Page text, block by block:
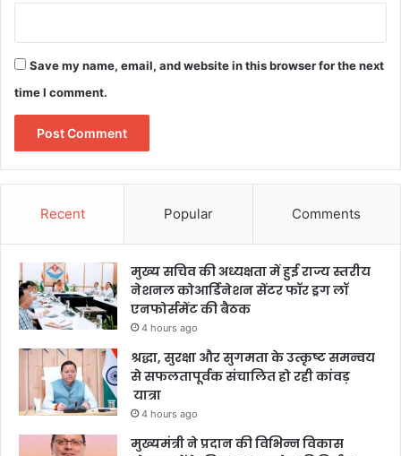
Save my name, email, and website in this browser for the next
time I comment.
Recent Popular Comments
मुख्य सचिव की अध्यक्षता में हुई राज्य स्तरीय
नेशनल कोआर्डिनेशन सेंटर फॉर ड्रग लॉ
एनफोर्समेंट की बैठक
4 hours ago
श्रद्धा, सुरक्षा और सुगमता के उत्कृष्ट समन्वय
से सफलतापूर्वक संचालित हो रही कांवड़
यात्रा
4 hours ago
मुख्यमंत्री ने प्रदान की विभिन्न विकास